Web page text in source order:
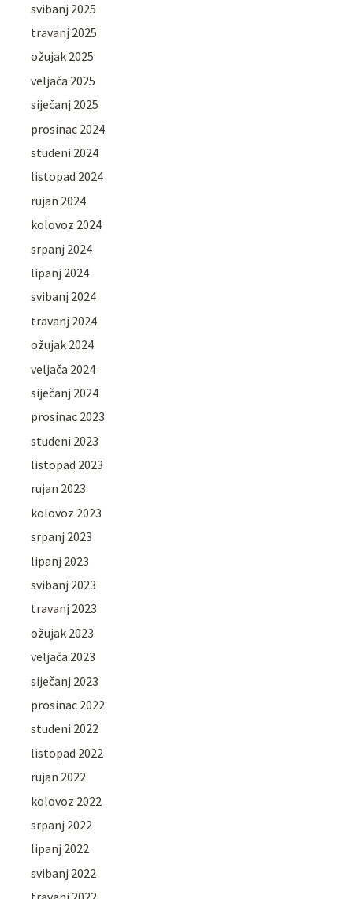
svibanj 2025
travanj 2025
ožujak 2025
veljača 2025
siječanj 2025
prosinac 2024
studeni 2024
listopad 2024
rujan 2024
kolovoz 2024
srpanj 2024
lipanj 2024
svibanj 2024
travanj 2024
ožujak 2024
veljača 2024
siječanj 2024
prosinac 2023
studeni 2023
listopad 2023
rujan 2023
kolovoz 2023
srpanj 2023
lipanj 2023
svibanj 2023
travanj 2023
ožujak 2023
veljača 2023
siječanj 2023
prosinac 2022
studeni 2022
listopad 2022
rujan 2022
kolovoz 2022
srpanj 2022
lipanj 2022
svibanj 2022